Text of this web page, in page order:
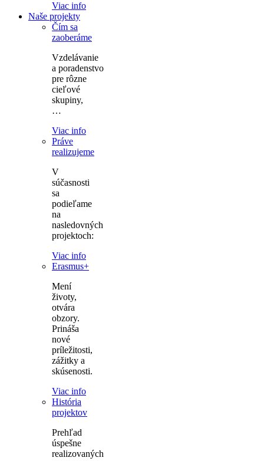
Viac info
Naše projekty
Čím sa
zaoberáme
Vzdelávanie
a poradenstvo
pre rôzne
cieľové
skupiny,
…
Viac info
Práve
realizujeme
V
súčasnosti
sa
podieľame
na
nasledovných
projektoch:
Viac info
Erasmus+
Mení
životy,
otvára
obzory.
Prináša
nové
príležitosti,
zážitky a
skúsenosti.
Viac info
História
projektov
Prehľad
úspešne
realizovaných